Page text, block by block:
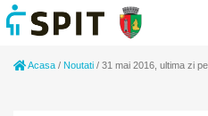
Acasa / Noutati / 31 mai 2016, ultima zi